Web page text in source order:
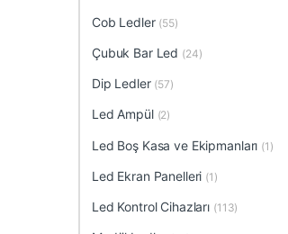
Cob Ledler (55)
Çubuk Bar Led (24)
Dip Ledler (57)
Led Ampül (2)
Led Boş Kasa ve Ekipmanları (1)
Led Ekran Panelleri (1)
Led Kontrol Cihazları (113)